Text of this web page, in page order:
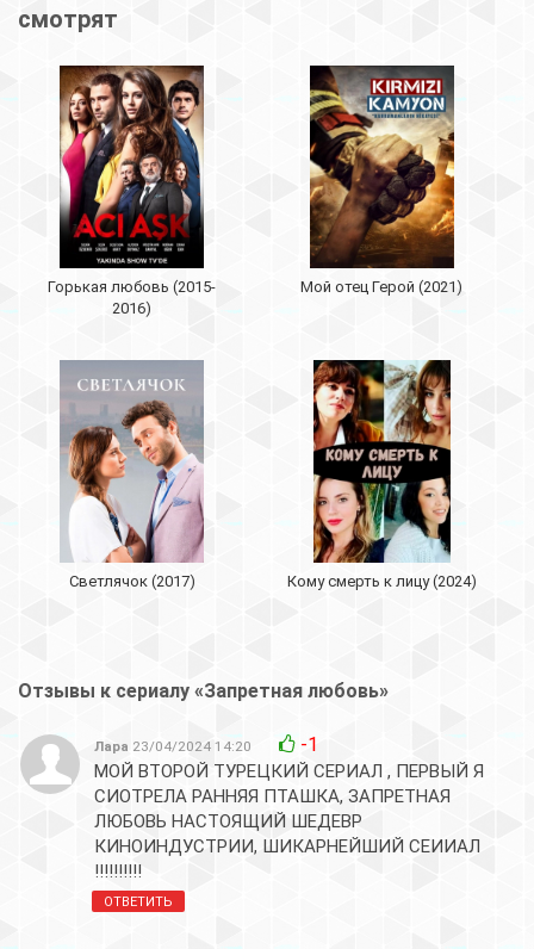
смотрят
Горькая любовь (2015-
2016)
Мой отец Герой (2021)
Светлячок (2017) Кому смерть к лицу (2024)
Отзывы к сериалу «Запретная любовь»
Лара 23/04/2024 14:20 -1
МОЙ ВТОРОЙ ТУРЕЦКИЙ СЕРИАЛ , ПЕРВЫЙ Я
СИОТРЕЛА РАННЯЯ ПТАШКА, ЗАПРЕТНАЯ
ЛЮБОВЬ НАСТОЯЩИЙ ШЕДЕВР
КИНОИНДУСТРИИ, ШИКАРНЕЙШИЙ СЕИИАЛ
!!!!!!!!!!
ОТВЕТИТЬ